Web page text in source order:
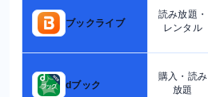
ブックライブ
読み放題・
レンタル
dブック
購入・読み
放題